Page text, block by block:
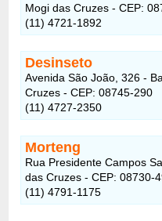
Mogi das Cruzes - CEP:
(11) 4721-1892
Desinseto
Avenida São João, 326 -
Cruzes - CEP: 08745-290
(11) 4727-2350
Morteng
Rua Presidente Campos
das Cruzes - CEP: 08730-
(11) 4791-1175